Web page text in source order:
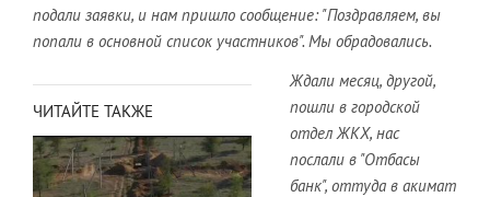
подали заявки, и нам пришло сообщение: "Поздравляем, вы
попали в основной список участников". Мы обрадовались.
ЧИТАЙТЕ ТАКЖЕ
Ждали месяц, другой,
пошли в городской
отдел ЖКХ, нас
послали в "Отбасы
банк", оттуда в акимат